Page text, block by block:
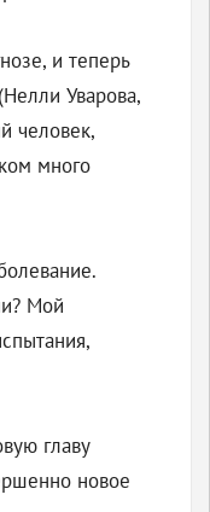
и теперь
Уварова,
человек,
много
Мой
главу
новое